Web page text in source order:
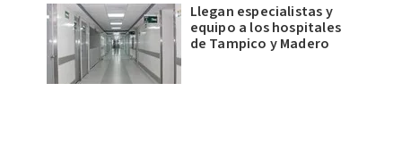
Llegan especialistas y
equipo a los hospitales
de Tampico y Madero